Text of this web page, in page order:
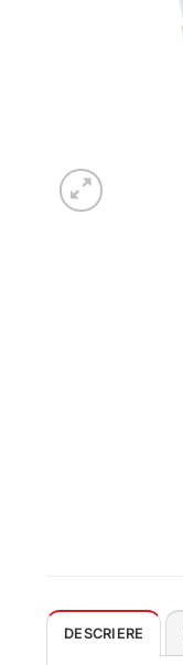
DESCRIERE